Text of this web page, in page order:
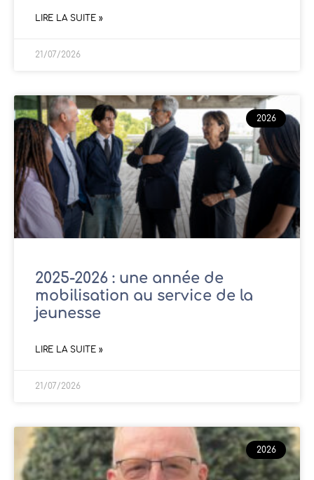
LIRE LA SUITE »
21/07/2026
2026
2025-2026 : une année de
mobilisation au service de la
jeunesse
LIRE LA SUITE »
21/07/2026
2026